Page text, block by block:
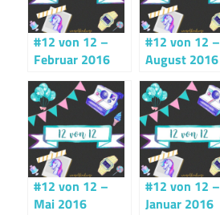
#12 von 12 –
Februar 2016
#12 von 12 –
August 2016
#12 von 12 –
Mai 2016
#12 von 12 –
Januar 2016